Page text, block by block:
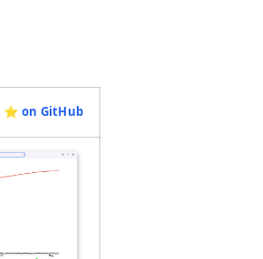
⭐️ on GitHub(opens in a new tab)